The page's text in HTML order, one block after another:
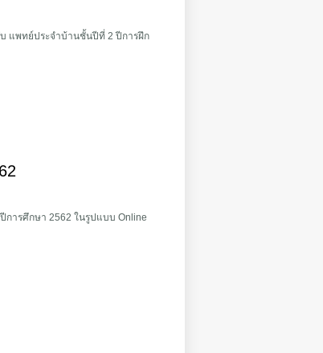
บ แพทย์ประจำบ้านชั้นปีที่ 2 ปีการฝึก
การศึกษา 2562 ในรูปแบบ Online